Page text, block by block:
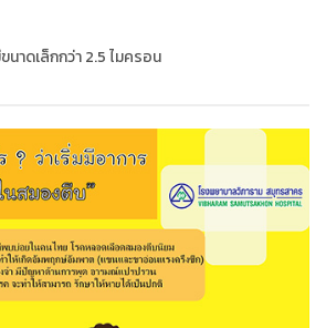
าดเล็กกว่า 2.5 ไมครอน